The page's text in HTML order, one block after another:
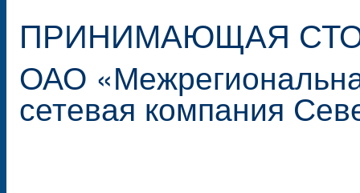
ПРИНИМАЮЩАЯ
ОАО
сетевая компания